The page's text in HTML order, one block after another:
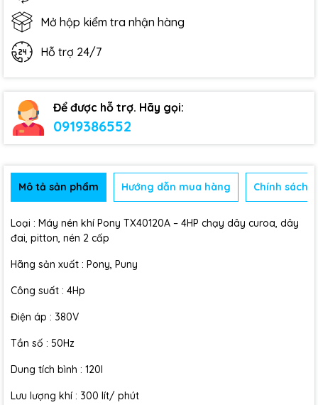
Mở hộp kiểm tra nhận hàng
Hỗ trợ 24/7
Để được hỗ trợ. Hãy gọi:
0919386552
Mô tả sản phẩm Hướng dẫn mua hàng Chính sách
Loại : Máy nén khí Pony TX40120A – 4HP chạy dây curoa, dây
đai, pitton, nén 2 cấp
Hãng sản xuất : Pony, Puny
Công suất : 4Hp
Điện áp : 380V
Tần số : 50Hz
Dung tích bình : 120l
Lưu lượng khí : 300 lít/ phút